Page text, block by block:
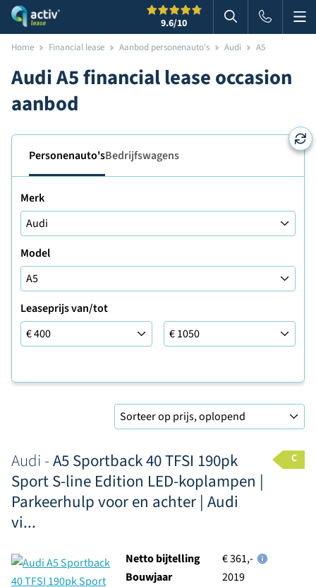
9.6/10 Zoeken in
Home Financial lease Aanbod personenauto's Audi A5
Audi A5 financial lease occasion
aanbod
Personenauto'sBedrijfswagens
Merk
Model
Leaseprijs van/tot
Leaseprijs tot
Audi -A5 Sportback 40 TFSI 190pk
Sport S-line Edition LED-koplampen |
Parkeerhulp voor en achter | Audi
vi...
C
Netto bijtelling
€ 361,-
Bouwjaar
2019